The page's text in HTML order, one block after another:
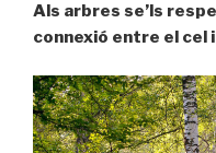
Als arbres se’ls
connexió entre el cel